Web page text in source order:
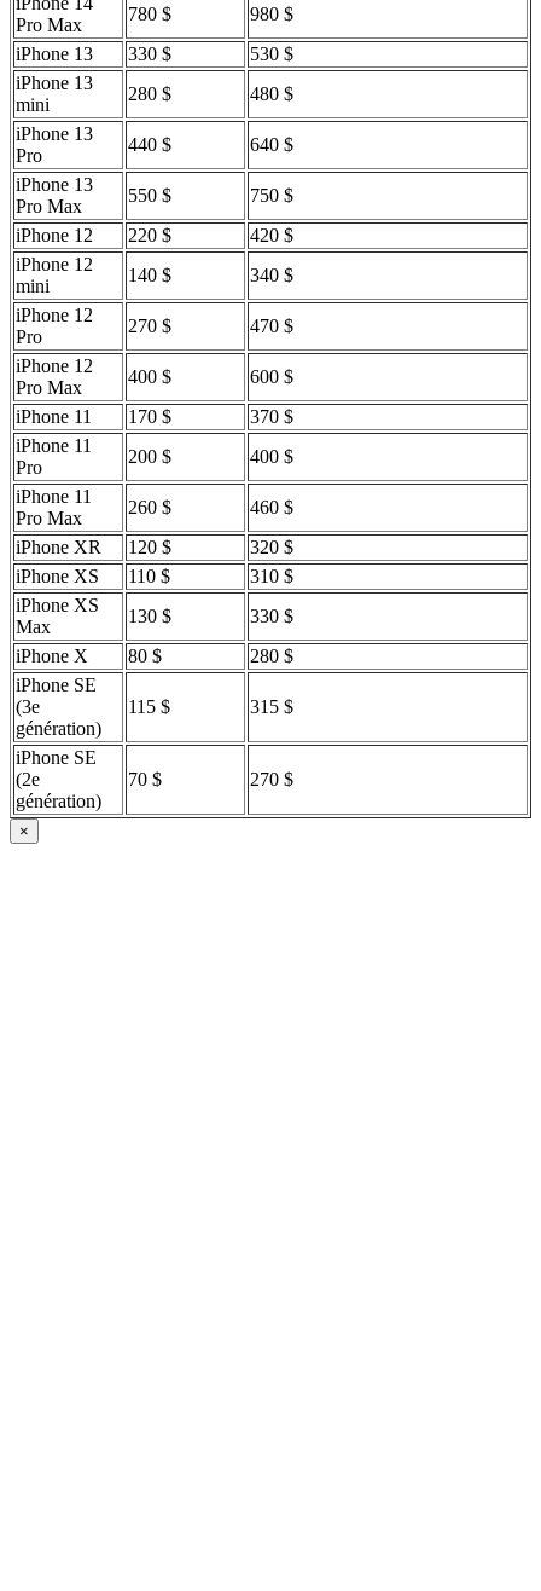
Pro Max
780 $
980 $
iPhone 13
330 $
530 $
iPhone 13
mini
280 $
480 $
iPhone 13
Pro
440 $
640 $
iPhone 13
Pro Max
550 $
750 $
iPhone 12
220 $
420 $
iPhone 12
mini
140 $
340 $
iPhone 12
Pro
270 $
470 $
iPhone 12
Pro Max
400 $
600 $
iPhone 11
170 $
370 $
iPhone 11
Pro
200 $
400 $
iPhone 11
Pro Max
260 $
460 $
iPhone XR
120 $
320 $
iPhone XS
110 $
310 $
iPhone XS
Max
130 $
330 $
iPhone X
80 $
280 $
iPhone SE
(3e
génération)
115 $ 315 $
iPhone SE
(2e
génération)
70 $ 270 $
×